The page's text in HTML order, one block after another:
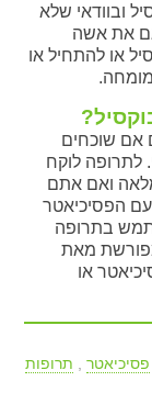
ובוודאי שלא
אם את אשה
או להתחיל או
אם שוכחים
לתרופה לוקח
ואם אתם
תתיעצו עם הפסיכיאטר
בתרופה
מאת
או
פסיכיאטר תרופות